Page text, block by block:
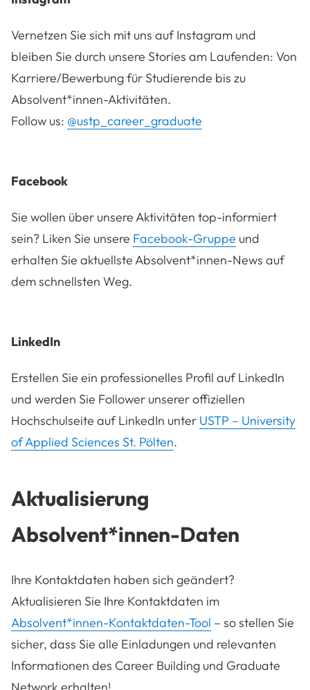
Vernetzen Sie sich mit uns auf Instagram und
bleiben Sie durch unsere Stories am Laufenden: Von
Karriere/Bewerbung für Studierende bis zu
Absolvent*innen-Aktivitäten.
Follow us: @ustp_career_graduate
Facebook
Sie wollen über unsere Aktivitäten top-informiert
sein? Liken Sie unsere Facebook-Gruppe und
erhalten Sie aktuellste Absolvent*innen-News auf
dem schnellsten Weg.
LinkedIn
Erstellen Sie ein professionelles Profil auf LinkedIn
und werden Sie Follower unserer offiziellen
Hochschulseite auf LinkedIn unter USTP – University
of Applied Sciences St. Pölten.
Aktualisierung
Absolvent*innen-Daten
Ihre Kontaktdaten haben sich geändert?
Aktualisieren Sie Ihre Kontaktdaten im
Absolvent*innen-Kontaktdaten-Tool – so stellen Sie
sicher, dass Sie alle Einladungen und relevanten
Informationen des Career Building und Graduate
Network erhalten!